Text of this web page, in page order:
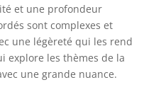
et une profondeur
sont complexes et
une légèreté qui les rend
explore les thèmes de la
une grande nuance.